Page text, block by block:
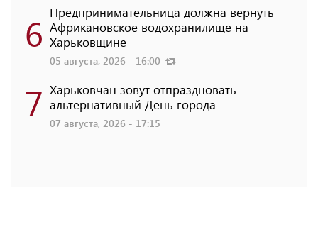
6 Предпринимательница должна вернуть
Африкановское водохранилище на
Харьковщине
05 августа, 2026 - 16:00
7 Харьковчан зовут отпраздновать
альтернативный День города
07 августа, 2026 - 17:15